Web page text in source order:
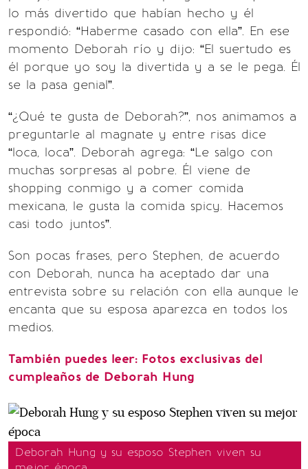
lo más divertido que habían hecho y él
respondió: “Haberme casado con ella”. En ese
momento Deborah río y dijo: “El suertudo es
él porque yo soy la divertida y a se le pega. Él
se la pasa genial”.
“¿Qué te gusta de Deborah?”, nos animamos a
preguntarle al magnate y entre risas dice
“loca, loca”. Deborah agrega: “Le salgo con
muchas sorpresas al pobre. Él viene de
shopping conmigo y a comer comida
mexicana, le gusta la comida spicy. Hacemos
casi todo juntos”.
Son pocas frases, pero Stephen, de acuerdo
con Deborah, nunca ha aceptado dar una
entrevista sobre su relación con ella aunque le
encanta que su esposa aparezca en todos los
medios.
También puedes leer: Fotos exclusivas del
cumpleaños de Deborah Hung
Deborah Hung y su esposo Stephen viven su